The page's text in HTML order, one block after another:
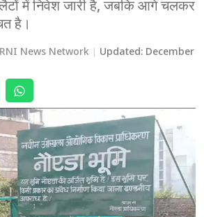
में निवेश जारी है, जबकि आगे चलकर
है।
RNI News Network Updated: December